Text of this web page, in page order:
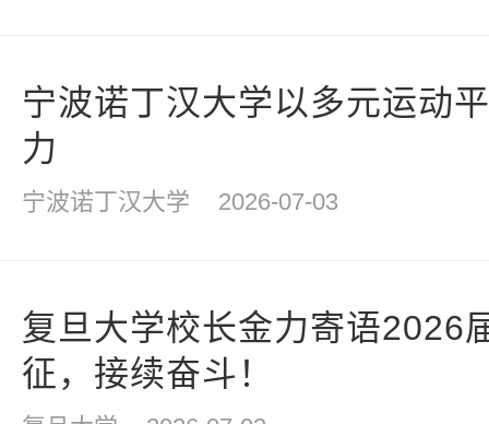
宁波诺丁汉大学以多元运动
力
宁波诺丁汉大学 2026-07-03
复旦大学校长金力寄语2026
征，接续奋斗！